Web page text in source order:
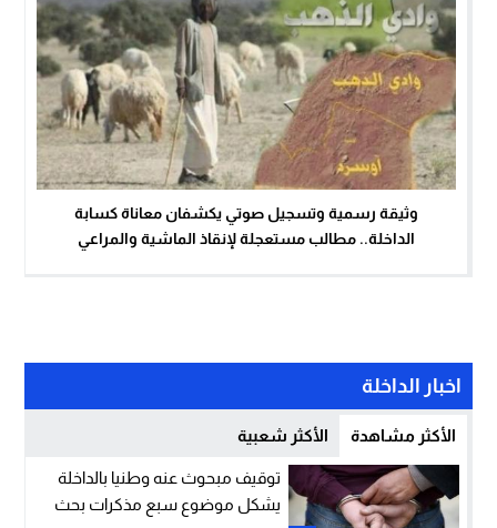
وثيقة رسمية وتسجيل صوتي يكشفان معاناة كسابة
الداخلة.. مطالب مستعجلة لإنقاذ الماشية والمراعي
اخبار الداخلة
الأكثر مشاهدة الأكثر شعبية
توقيف مبحوث عنه وطنيا بالداخلة
يشكل موضوع سبع مذكرات بحث